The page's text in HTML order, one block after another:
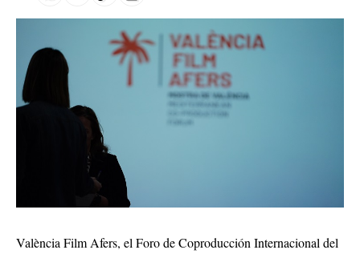
València Film Afers, el Foro de Coproducción Internacional del